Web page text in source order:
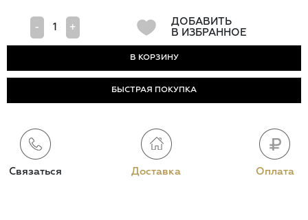
- +
ДОБАВИТЬ
В ИЗБРАННОЕ
БЫСТРАЯ ПОКУПКА
Связаться Доставка Оплата